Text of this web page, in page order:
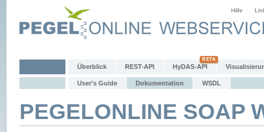
Hilfe
Überblick REST-API HyDAS-API
User's Guide Dokumentation WSDL
PEGELONLINE SOAP